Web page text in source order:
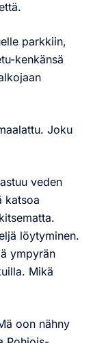
parkkiin,
kenkänsä
Joku
veden
katsoa
löytyminen.
ympyrän
Mikä
oon nähny